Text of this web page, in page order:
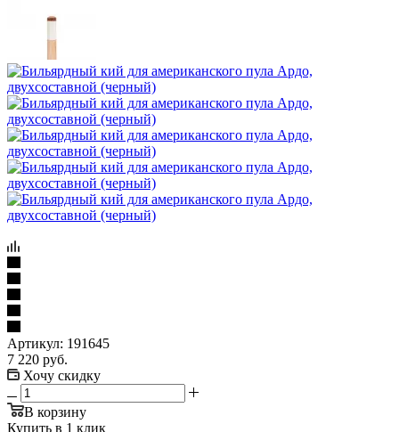
Артикул: 191645
7 220 руб.
Хочу скидку
В корзину
Купить в 1 клик